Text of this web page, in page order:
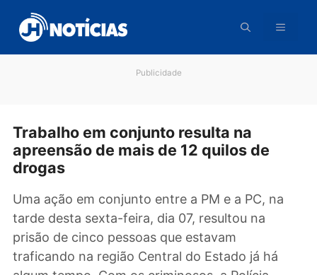
para
conteúdo
Trabalho em conjunto resulta na
apreensão de mais de 12 quilos de
Uma ação em conjunto entre a PM e a PC, na
tarde desta sexta-feira, dia 07, resultou na
prisão de cinco pessoas que estavam